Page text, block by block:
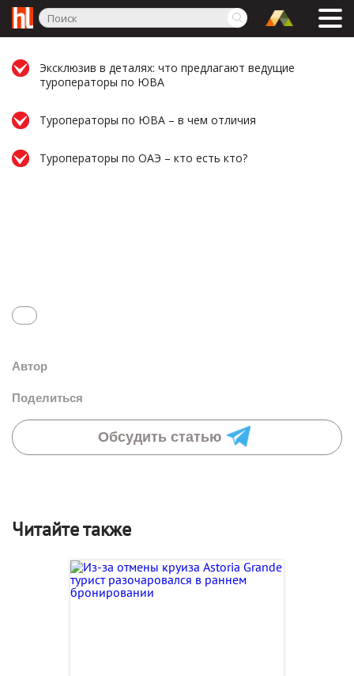
Эксклюзив в деталях: что предлагают ведущие
туроператоры по ЮВА
Туроператоры по ЮВА – в чем отличия
Туроператоры по ОАЭ – кто есть кто?
Автор
Поделиться
Обсудить статью
Читайте также